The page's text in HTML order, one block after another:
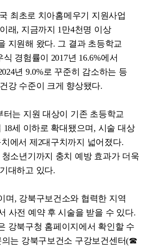
최초로 치아홈메우기 지원사업
래 , 지금까지 1만4천명 이상
지원해 왔다. 그 결과 초등학교
식 경험률이 2017년 16.6%에서
년 9.0%로 꾸준히 감소하는 등
강 수준이 크게 향상됐다.
터는 지원 대상이 기존 초등학교
18세 이하로 확대됐으며 , 시술 대상
에서 제 2대구치까지 넓어졌다.
소년기까지 충치 예방 효과가 더욱
대하고 있다.
며 , 강북구보건소와 협력한 지역
사전 예약 후 시술을 받을 수 있다.
강북구청 홈페이지에서 확인할 수
의는 강북구보건소 구강보건센터(☎